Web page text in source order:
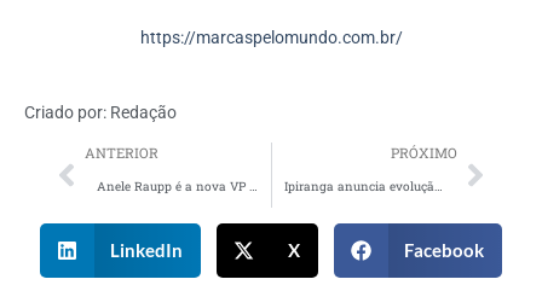
https://marcaspelomundo.com.br/
Criado por: Redação
ANTERIOR PRÓXIMO
LinkedIn X Facebook